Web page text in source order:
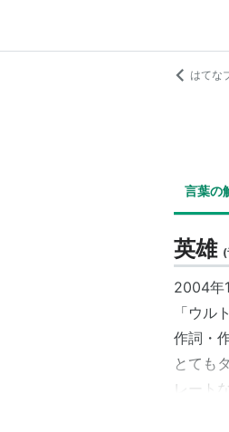
はてな
言葉の
英雄 (
2004年
「ウル
作詞・
とても
レート